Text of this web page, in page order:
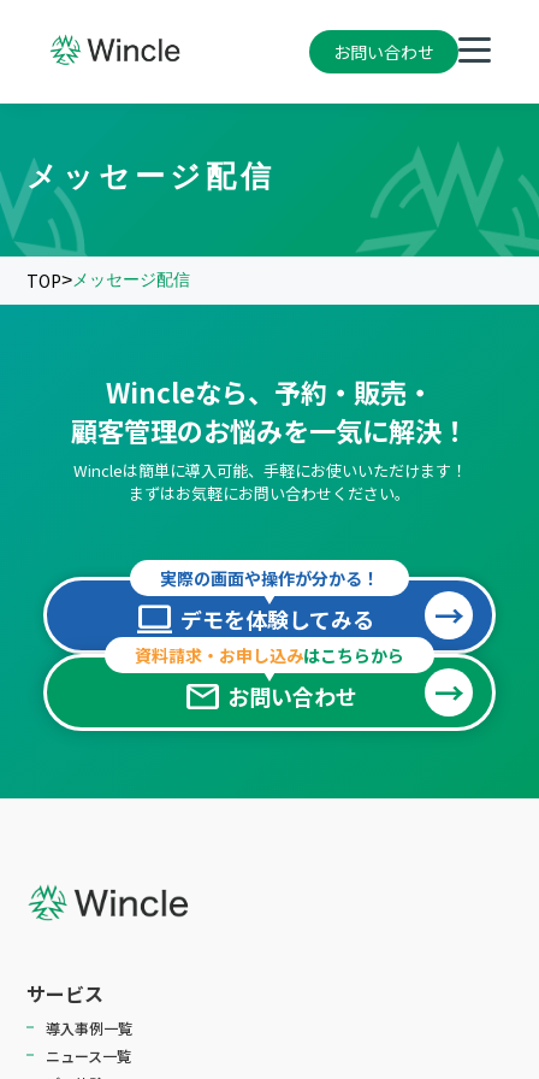
お問い合わせ
メッセージ配信
TOP>メッセージ配信
Wincleなら、予約・販売・
顧客管理のお悩みを一気に解決！
Wincleは簡単に導入可能、手軽にお使いいただけます！
まずはお気軽にお問い合わせください。
実際の画面や操作が分かる！
computer デモを体験してみる
資料請求・お申し込みはこちらから
mail お問い合わせ
サービス
導入事例一覧
ニュース一覧